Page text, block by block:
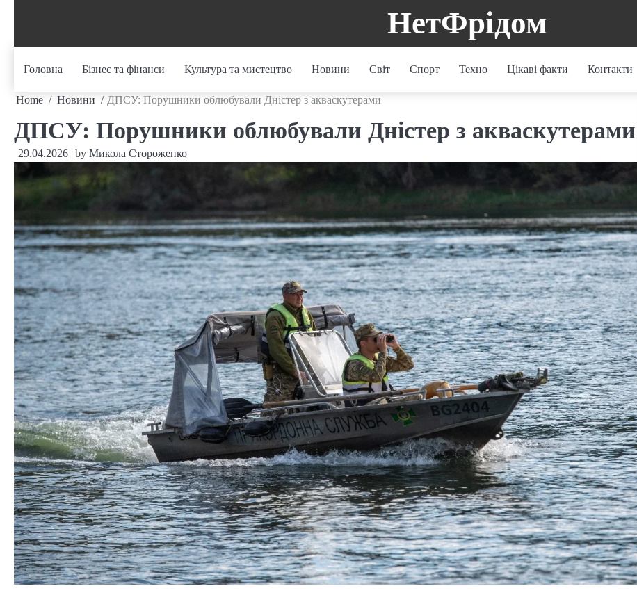
НетФрідом
Головна Бізнес та фінанси Культура та мистецтво Новини Світ Спорт Техно Цікаві факти Контакти
Home Новини ДПСУ: Порушники облюбували Дністер з акваскутерами
ДПСУ: Порушники облюбували Дністер з акваскутерами
29.04.2026 by Микола Стороженко